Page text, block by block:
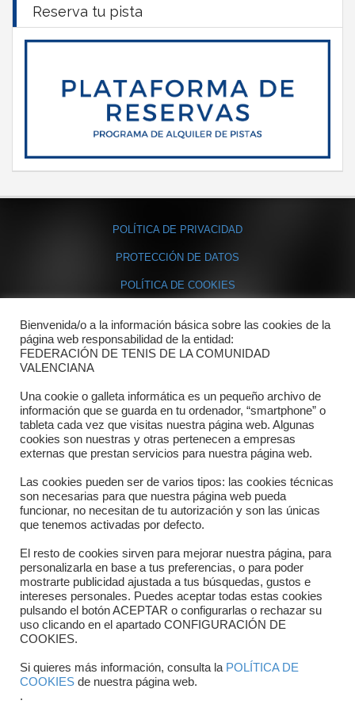
Reserva tu pista
POLÍTICA DE PRIVACIDAD
PROTECCIÓN DE DATOS
POLÍTICA DE COOKIES
Contacto
Dónde estamos
Directorio departamentos
Horario
Formulario de contacto
Copyright © 2025 FTCV
Bienvenida/o a la información básica sobre las cookies de la
página web responsabilidad de la entidad:
FEDERACIÓN DE TENIS DE LA COMUNIDAD
VALENCIANA
Una cookie o galleta informática es un pequeño archivo de
información que se guarda en tu ordenador, “smartphone” o
tableta cada vez que visitas nuestra página web. Algunas
cookies son nuestras y otras pertenecen a empresas
externas que prestan servicios para nuestra página web.
Las cookies pueden ser de varios tipos: las cookies técnicas
son necesarias para que nuestra página web pueda
funcionar, no necesitan de tu autorización y son las únicas
que tenemos activadas por defecto.
El resto de cookies sirven para mejorar nuestra página, para
personalizarla en base a tus preferencias, o para poder
mostrarte publicidad ajustada a tus búsquedas, gustos e
intereses personales. Puedes aceptar todas estas cookies
pulsando el botón ACEPTAR o configurarlas o rechazar su
uso clicando en el apartado CONFIGURACIÓN DE
COOKIES.
Si quieres más información, consulta la POLÍTICA DE
COOKIES de nuestra página web.
.